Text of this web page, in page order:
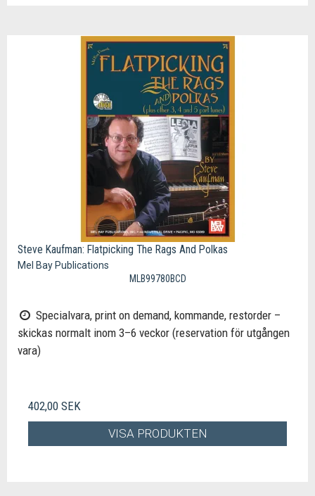
Steve Kaufman: Flatpicking The Rags And Polkas
Mel Bay Publications
MLB99780BCD
Specialvara, print on demand, kommande, restorder –
skickas normalt inom 3–6 veckor (reservation för utgången
vara)
402,00 SEK
VISA PRODUKTEN